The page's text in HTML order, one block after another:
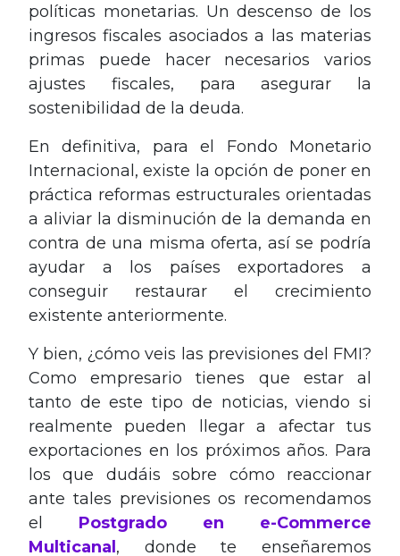
políticas monetarias. Un descenso de los
ingresos fiscales asociados a las materias
primas puede hacer necesarios varios
ajustes fiscales, para asegurar la
sostenibilidad de la deuda.
En definitiva, para el Fondo Monetario
Internacional, existe la opción de poner en
práctica reformas estructurales orientadas
a aliviar la disminución de la demanda en
contra de una misma oferta, así se podría
ayudar a los países exportadores a
conseguir restaurar el crecimiento
existente anteriormente.
Y bien, ¿cómo veis las previsiones del FMI?
Como empresario tienes que estar al
tanto de este tipo de noticias, viendo si
realmente pueden llegar a afectar tus
exportaciones en los próximos años. Para
los que dudáis sobre cómo reaccionar
ante tales previsiones os recomendamos
el Postgrado en e-Commerce
Multicanal , donde te enseñaremos